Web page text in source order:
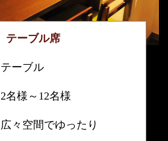
テーブル席
テーブル
2名様～12名様
広々空間でゆったり